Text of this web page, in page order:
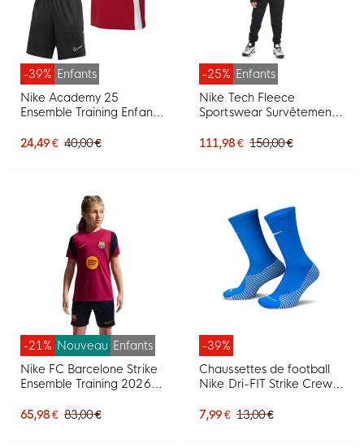
-39% Enfants
Nike Academy 25
Ensemble Training Enfants
24,49 € 40,00 €
-25% Enfants
Nike Tech Fleece
Sportswear Survêtement
111,98 € 150,00 €
-21% Nouveau Enfants
Nike FC Barcelone Strike
Ensemble Training 2026-
Foncé Jaune
65,98 € 83,00 €
-39%
Chaussettes de football
Nike Dri-FIT Strike Crew
7,99 € 13,00 €